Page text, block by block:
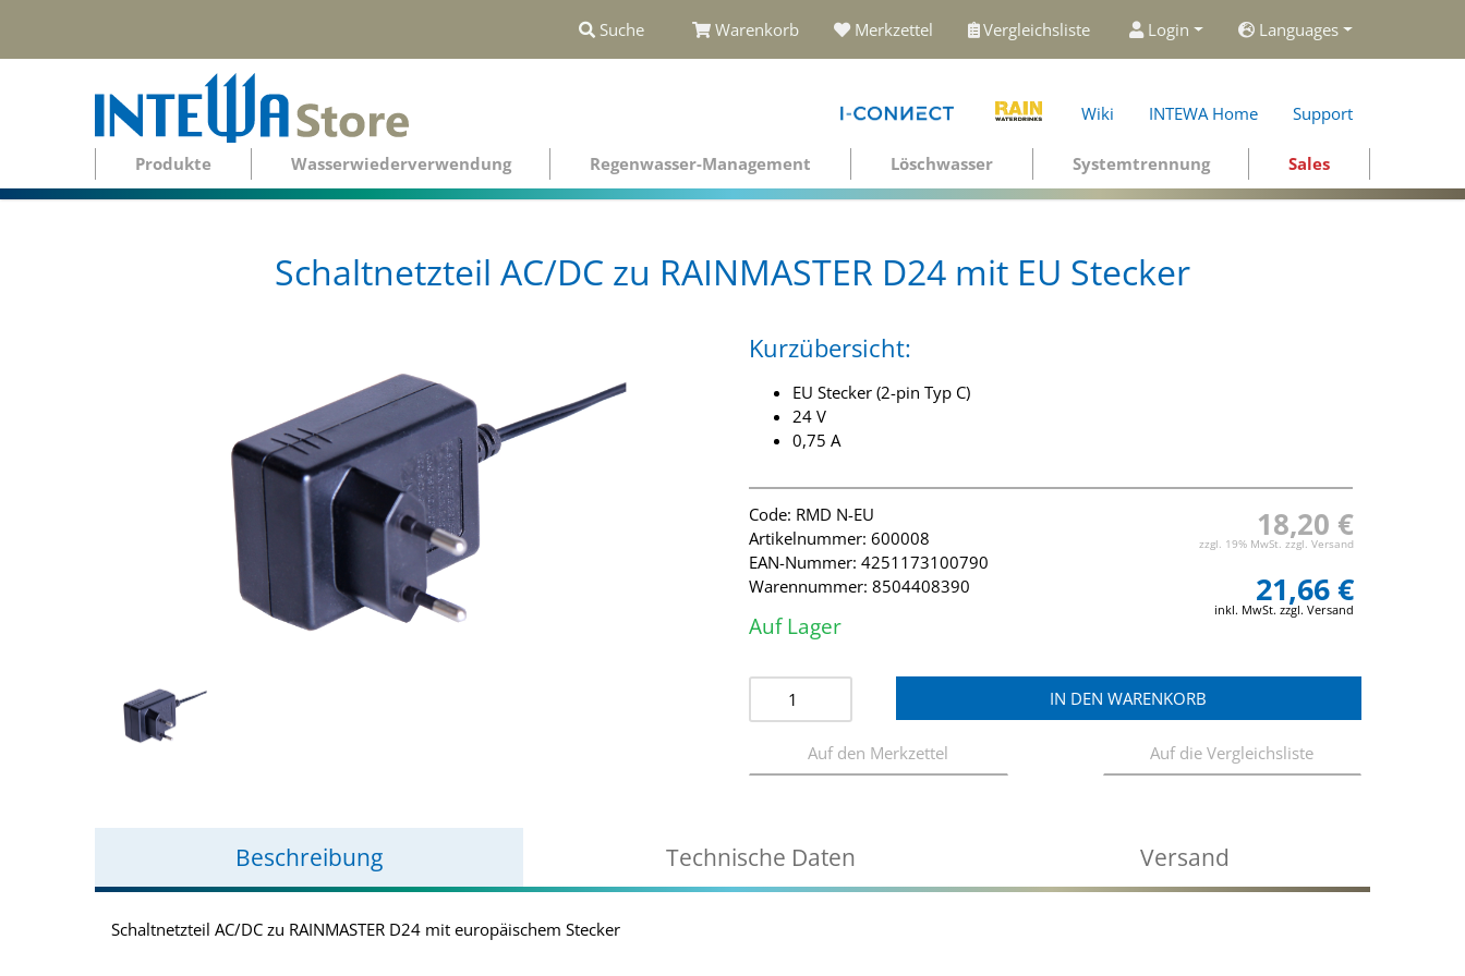
Suche Warenkorb Merkzettel Vergleichsliste Login Languages
Wiki INTEWA Home Support
Produkte Wasserwiederverwendung Regenwasser-Management Löschwasser Systemtrennung Sales
Schaltnetzteil AC/DC zu RAINMASTER D24 mit EU Stecker
Kurzübersicht:
EU Stecker (2-pin Typ C)
24 V
0,75 A
Code: RMD N-EU
Artikelnummer: 600008
EAN-Nummer: 4251173100790
Warennummer: 8504408390
Auf Lager
18,20 €
zzgl. 19% MwSt. zzgl. Versand
21,66 €
inkl. MwSt. zzgl. Versand
Beschreibung Technische Daten Versand
Schaltnetzteil AC/DC zu RAINMASTER D24 mit europäischem Stecker